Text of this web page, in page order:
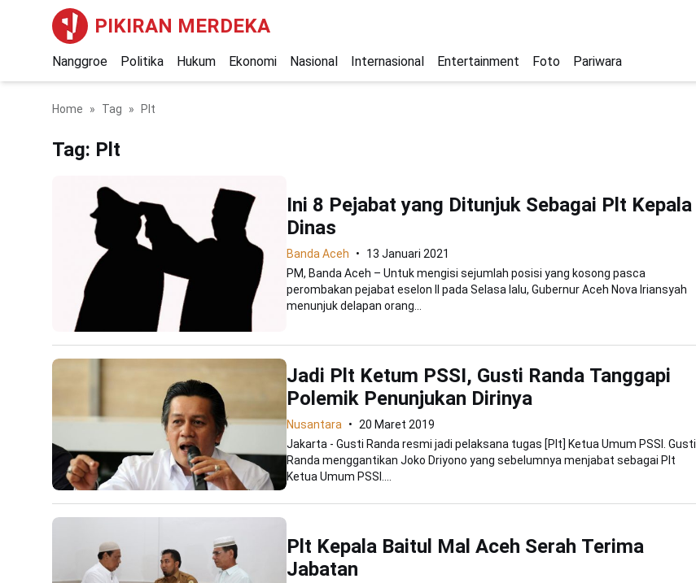
PIKIRAN MERDEKA
Nanggroe Politika Hukum Ekonomi Nasional Internasional Entertainment Foto Pariwara
Home Tag Plt
Tag: Plt
Ini 8 Pejabat yang Ditunjuk Sebagai Plt Kepala
Dinas
Banda Aceh
13 Januari 2021
PM, Banda Aceh – Untuk mengisi sejumlah posisi yang kosong pasca
perombakan pejabat eselon II pada Selasa lalu, Gubernur Aceh Nova Iriansyah
menunjuk delapan orang...
Jadi Plt Ketum PSSI, Gusti Randa Tanggapi
Polemik Penunjukan Dirinya
Nusantara
20 Maret 2019
Jakarta - Gusti Randa resmi jadi pelaksana tugas [Plt] Ketua Umum PSSI. Gusti
Randa menggantikan Joko Driyono yang sebelumnya menjabat sebagai Plt
Ketua Umum PSSI....
Plt Kepala Baitul Mal Aceh Serah Terima
Jabatan